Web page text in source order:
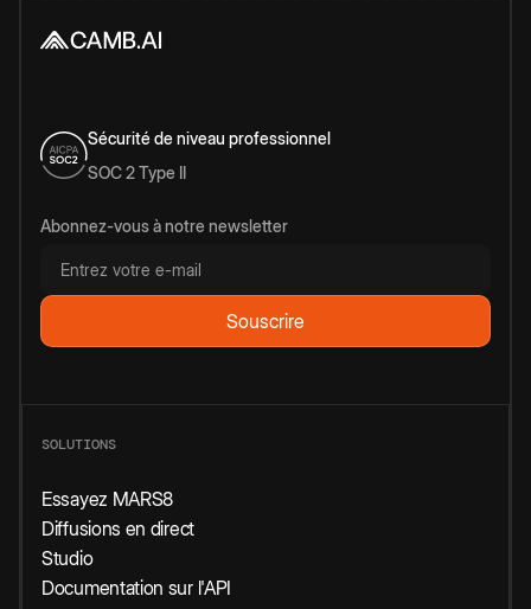
Sécurité de niveau professionnel
SOC 2 Type II
Abonnez-vous à notre newsletter
SOLUTIONS
Essayez MARS8
Diffusions en direct
Studio
Documentation sur l'API